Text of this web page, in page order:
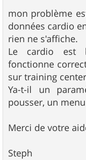
g
e
mon problème
données cardio
rien ne s'affiche.
Le cardio est
fonctionne
sur training
Ya-t-il un
pousser, un
Merci de votre
Steph